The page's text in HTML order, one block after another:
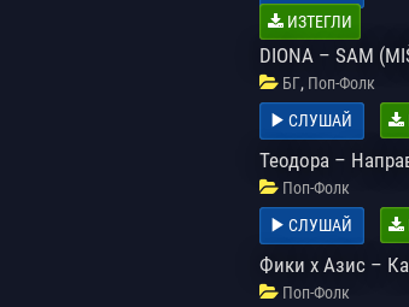
ИЗТЕГЛИ
DIONA – SAM
БГ, Поп-Фолк
СЛУШАЙ
Теодора –
Поп-Фолк
СЛУШАЙ
Фики x Азис –
Поп-Фолк